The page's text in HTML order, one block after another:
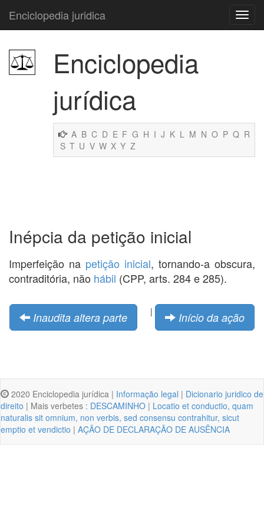
Enciclopedia juridica
Enciclopedia
jurídica
A B C D E F G H I J K L M N O P Q R
S T U V W X Y Z
Inépcia da petição inicial
Imperfeição na petição inicial, tornando-a obscura,
contraditória, não hábil (CPP, arts. 284 e 285).
Inaudita altera parte | Início da ação
2020 Enciclopedia jurídica | Informação legal | Dicionario juridico de
direito | Mais verbetes : DESCAMINHO | Locatio et conductio, quam
naturalis sit omnium, non verbis, sed consensu contrahitur, sicut
emptio et vendictio | AÇÃO DE DECLARAÇÃO DE AUSÊNCIA